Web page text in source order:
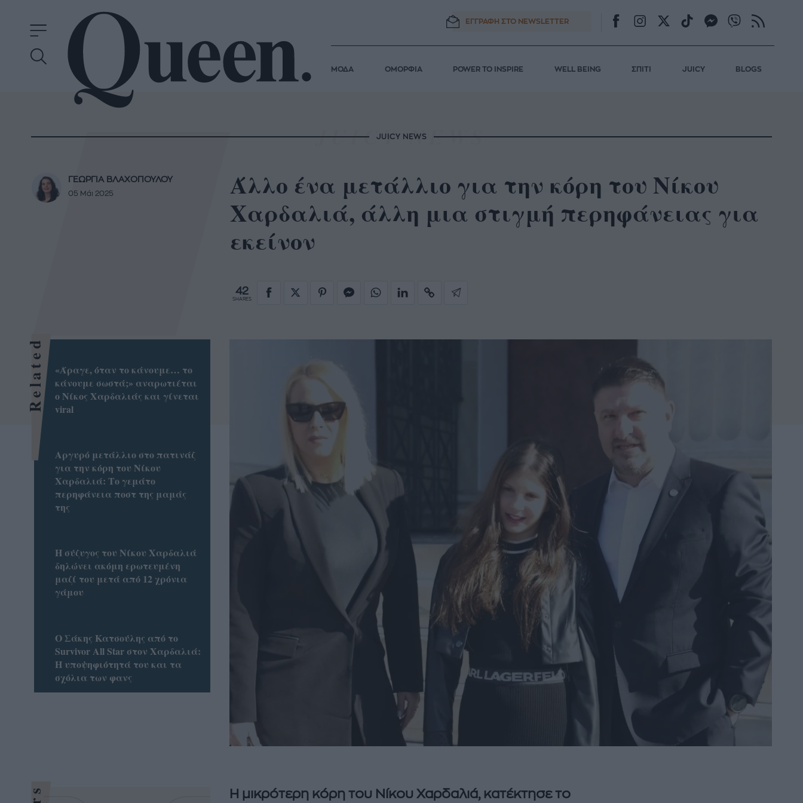
ΕΓΓΡΑΦΗ ΣΤΟ NEWSLETTER
ΜΟΔΑ ΟΜΟΡΦΙΑ POWER TO INSPIRE WELL BEING ΣΠΙΤΙ JUICY BLOGS
JUICY NEWS
Άλλο ένα μετάλλιο για την κόρη του Νίκου
Χαρδαλιά, άλλη μια στιγμή περηφάνειας για
εκείνον
42
SHARES
ΓΕΩΡΓΙΑ ΒΛΑΧΟΠΟΥΛΟΥ
05 Μάι 2025
Η μικρότερη κόρη του Νίκου Χαρδαλιά, κατέκτησε το
Related
«Άραγε, όταν το κάνουμε… το
κάνουμε σωστά;» αναρωτιέται
ο Νίκος Χαρδαλιάς και γίνεται
viral
Αργυρό μετάλλιο στο πατινάζ
για την κόρη του Νίκου
Χαρδαλιά: Το γεμάτο
περηφάνεια ποστ της μαμάς
της
Η σύζυγος του Νίκου Χαρδαλιά
δηλώνει ακόμη ερωτευμένη
μαζί του μετά από 12 χρόνια
γάμου
Ο Σάκης Κατσούλης από το
Survivor All Star στον Χαρδαλιά:
Η υποψηφιότητά του και τα
σχόλια των φανς